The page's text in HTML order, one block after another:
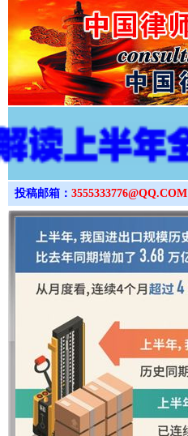
投稿邮箱： 3555333776@QQ.COM